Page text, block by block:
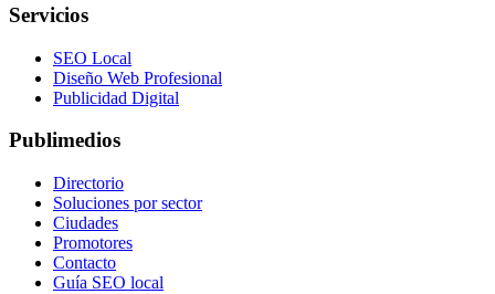
Servicios
SEO Local
Diseño Web Profesional
Publicidad Digital
Publimedios
Directorio
Soluciones por sector
Ciudades
Promotores
Contacto
Guía SEO local